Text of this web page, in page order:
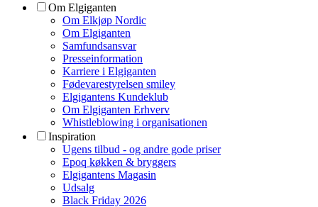
Om Elgiganten
Om Elkjøp Nordic
Om Elgiganten
Samfundsansvar
Presseinformation
Karriere i Elgiganten
Fødevarestyrelsen smiley
Elgigantens Kundeklub
Om Elgiganten Erhverv
Whistleblowing i organisationen
Inspiration
Ugens tilbud - og andre gode priser
Epoq køkken & bryggers
Elgigantens Magasin
Udsalg
Black Friday 2026